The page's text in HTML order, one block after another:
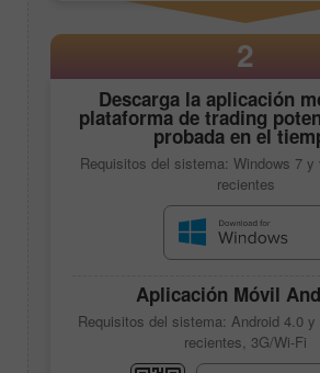
2
Descarga la aplicación
plataforma de trading
probada en el
Requisitos del sistema: Windows 7 y
recientes
Aplicación Móvil
Requisitos del sistema: Android 4.0
recientes, 3G/Wi-Fi